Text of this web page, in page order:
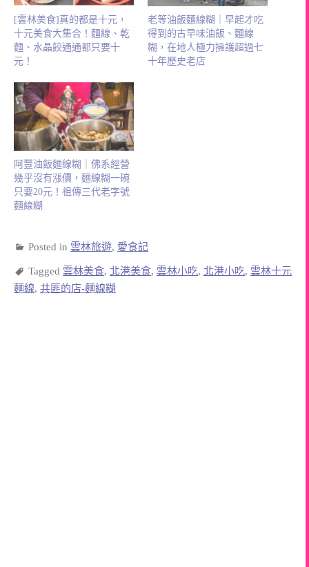
[雲林美食]真的都是十元，
十元美食大集合！麵線、乾
麵、水晶餃通通都只要十
元！
老等油飯麵線糊｜早起才吃
得到的古早味油飯、麵線
糊，在地人極力擁護超過七
十年歷史老店
阿豐油飯麵線糊｜佛系經營
幾乎沒有漲價，麵線糊一碗
只要20元！祖傳三代老字號
麵線糊
Posted in 雲林旅遊, 愛食記
Tagged 雲林美食, 北港美食, 雲林小吃, 北港小吃, 雲林十元
麵線, 共匪的店-麵線糊